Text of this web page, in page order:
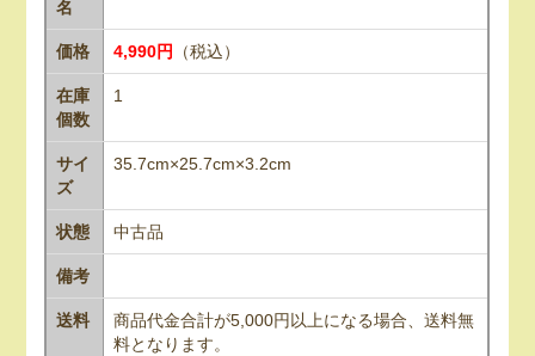
名
価格 4,990円 （税込）
在庫
個数
1
サイ
ズ
35.7cm×25.7cm×3.2cm
状態 中古品
備考
送料
商品代金合計が5,000円以上になる場合、送料無
料となります。